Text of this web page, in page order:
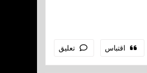
اقتباس تعليق